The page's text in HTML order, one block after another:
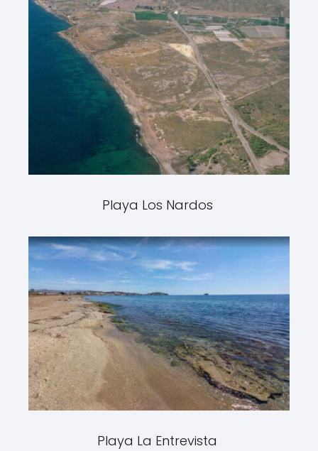
Playa Los Nardos
Playa La Entrevista